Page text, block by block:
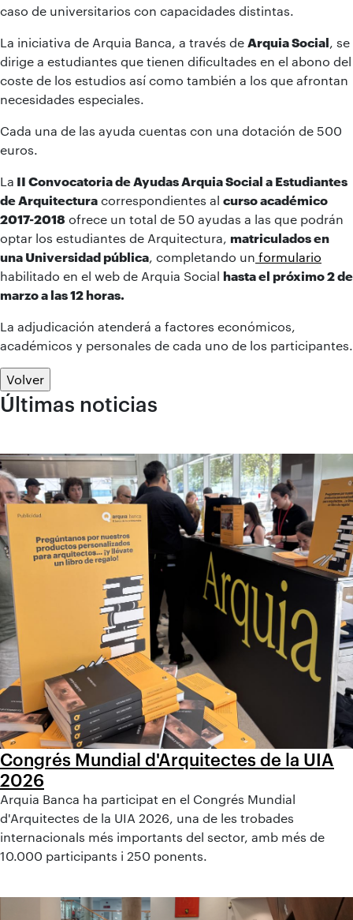
caso de universitarios con capacidades distintas.
La iniciativa de Arquia Banca, a través de Arquia Social , se
dirige a estudiantes que tienen dificultades en el abono del
coste de los estudios así como también a los que afrontan
necesidades especiales.
Cada una de las ayuda cuentas con una dotación de 500
euros.
La II Convocatoria de Ayudas Arquia Social a Estudiantes
de Arquitectura correspondientes al curso académico
2017-2018 ofrece un total de 50 ayudas a las que podrán
optar los estudiantes de Arquitectura, matriculados en
una Universidad pública , completando un formulario
habilitado en el web de Arquia Social hasta el próximo 2 de
marzo a las 12 horas.
La adjudicación atenderá a factores económicos,
académicos y personales de cada uno de los participantes.
Volver
Últimas noticias
Congrés Mundial d'Arquitectes de la UIA
2026
Arquia Banca ha participat en el Congrés Mundial
d'Arquitectes de la UIA 2026, una de les trobades
internacionals més importants del sector, amb més de
10.000 participants i 250 ponents.